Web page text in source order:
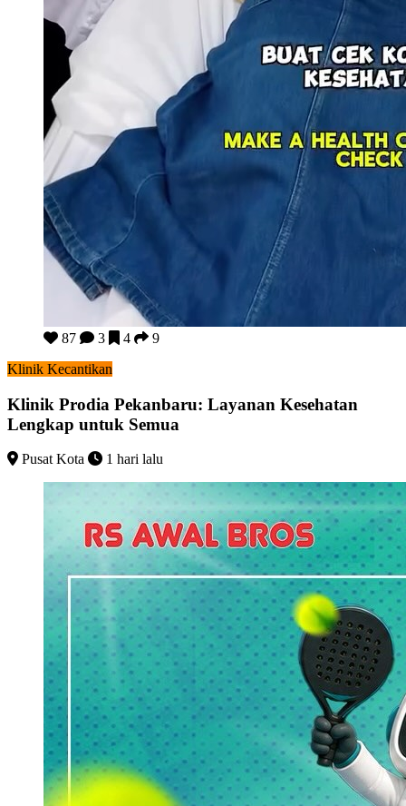
Klinik Prodia Pekanbaru: Layanan Kesehatan Lengkap untuk
87 3 4
9
Klinik Kecantikan
Klinik Prodia Pekanbaru: Layanan Kesehatan
Lengkap untuk Semua
Pusat Kota 1 hari lalu